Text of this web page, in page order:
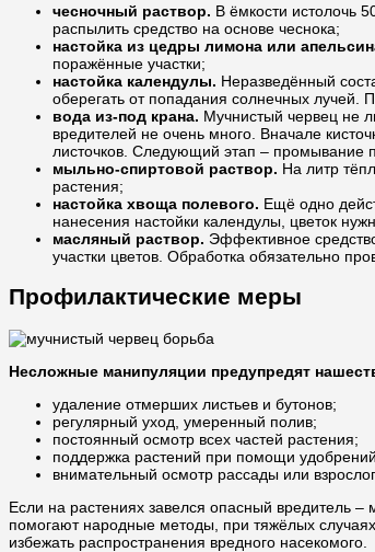
чесночный раствор. В ёмкости истолочь
распылить средство на основе чеснока;
настойка из цедры лимона или
поражённые участки;
настойка календулы. Неразведённый
оберегать от попадания солнечных лучей.
вода из-под крана. Мучнистый червец не
вредителей не очень много. Вначале
листочков. Следующий этап – промывание
мыльно-спиртовой раствор. На литр
растения;
настойка хвоща полевого. Ещё одно
нанесения настойки календулы, цветок
масляный раствор. Эффективное
участки цветов. Обработка обязательно
Профилактические меры
Несложные манипуляции предупредят
удаление отмерших листьев и бутонов;
регулярный уход, умеренный полив;
постоянный осмотр всех частей растения;
поддержка растений при помощи
внимательный осмотр рассады или
Если на растениях завелся опасный вредитель
помогают народные методы, при тяжёлых
избежать распространения вредного насекомого.